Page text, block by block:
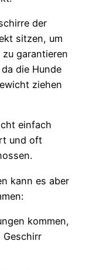
der
sitzen, um
garantieren
die Hunde
ziehen
einfach
und oft
kann es aber
kommen,
Geschirr